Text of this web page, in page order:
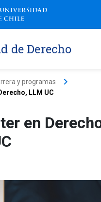
de Derecho
y programas keyboard_arrow_right
LLM UC
en